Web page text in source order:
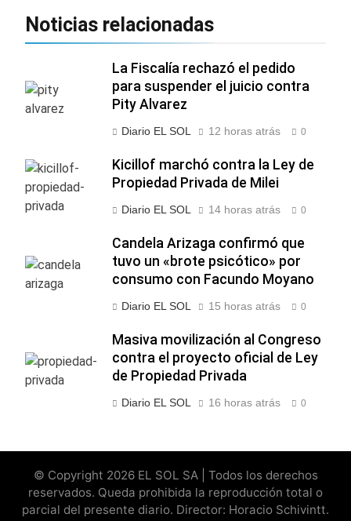
Noticias relacionadas
La Fiscalía rechazó el pedido
para suspender el juicio contra
Pity Alvarez
Diario EL SOL 12 horas atrás 0
Kicillof marchó contra la Ley de
Propiedad Privada de Milei
Diario EL SOL 14 horas atrás 0
Candela Arizaga confirmó que
tuvo un «brote psicótico» por
consumo con Facundo Moyano
Diario EL SOL 15 horas atrás 0
Masiva movilización al Congreso
contra el proyecto oficial de Ley
de Propiedad Privada
Diario EL SOL 16 horas atrás 0
© Copyright 2026 EL SOL SA | Todos los derechos
reservados. Queda prohibida la reproducción total o
parcial del presente diario. Director: Horacio Schivintt.